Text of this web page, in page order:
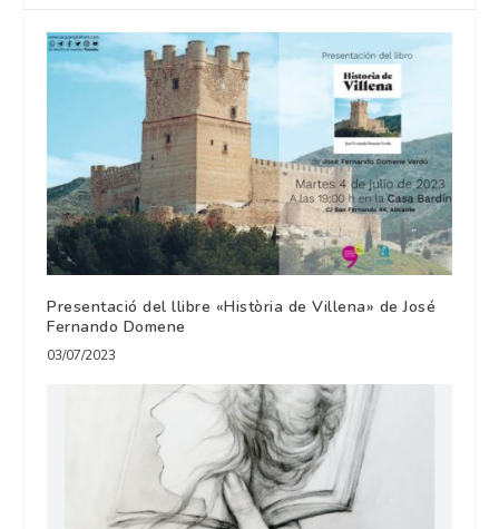
Presentació del llibre «Història de Villena» de José
Fernando Domene
03/07/2023